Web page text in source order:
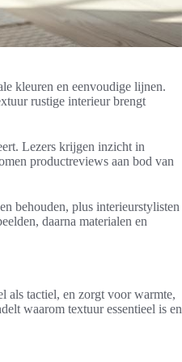
kleuren en eenvoudige lijnen.
rustige interieur brengt
Lezers krijgen inzicht in
productreviews aan bod van
behouden, plus interieurstylisten
daarna materialen en
als tactiel, en zorgt voor warmte,
waarom textuur essentieel is en